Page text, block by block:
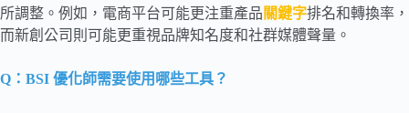
所調整。例如，電商平台可能更注重產品 關鍵字排名和轉換率，
而新創公司則可能更重視品牌知名度和社群媒體聲量。
Q：BSI 優化師需要使用哪些工具？